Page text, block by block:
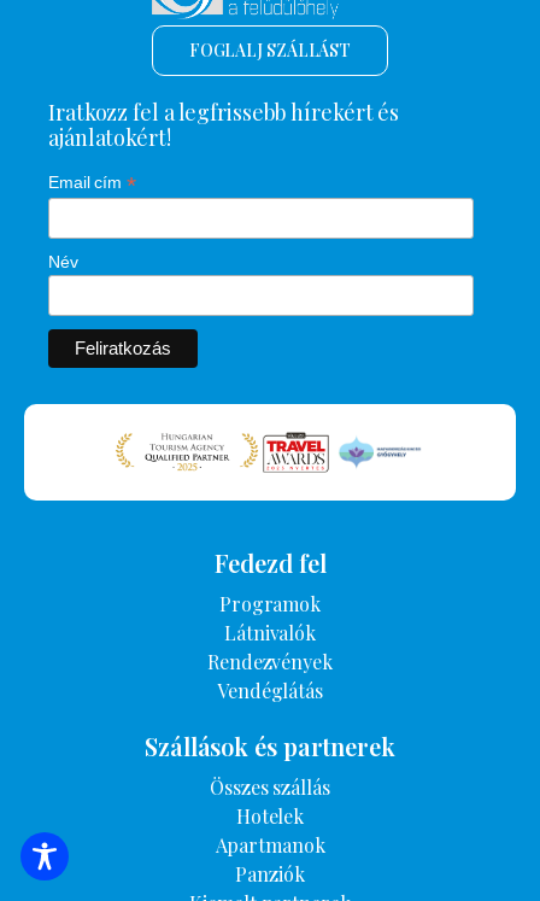
SZÁLLÁSOK KERESÉSE
FOGLALJ SZÁLLÁST
Iratkozz fel a legfrissebb hírekért és
ajánlatokért!
Email cím *
Név
Fedezd fel
Programok
Látnivalók
Rendezvények
Vendéglátás
Szállások és partnerek
Összes szállás
Hotelek
Apartmanok
Panziók